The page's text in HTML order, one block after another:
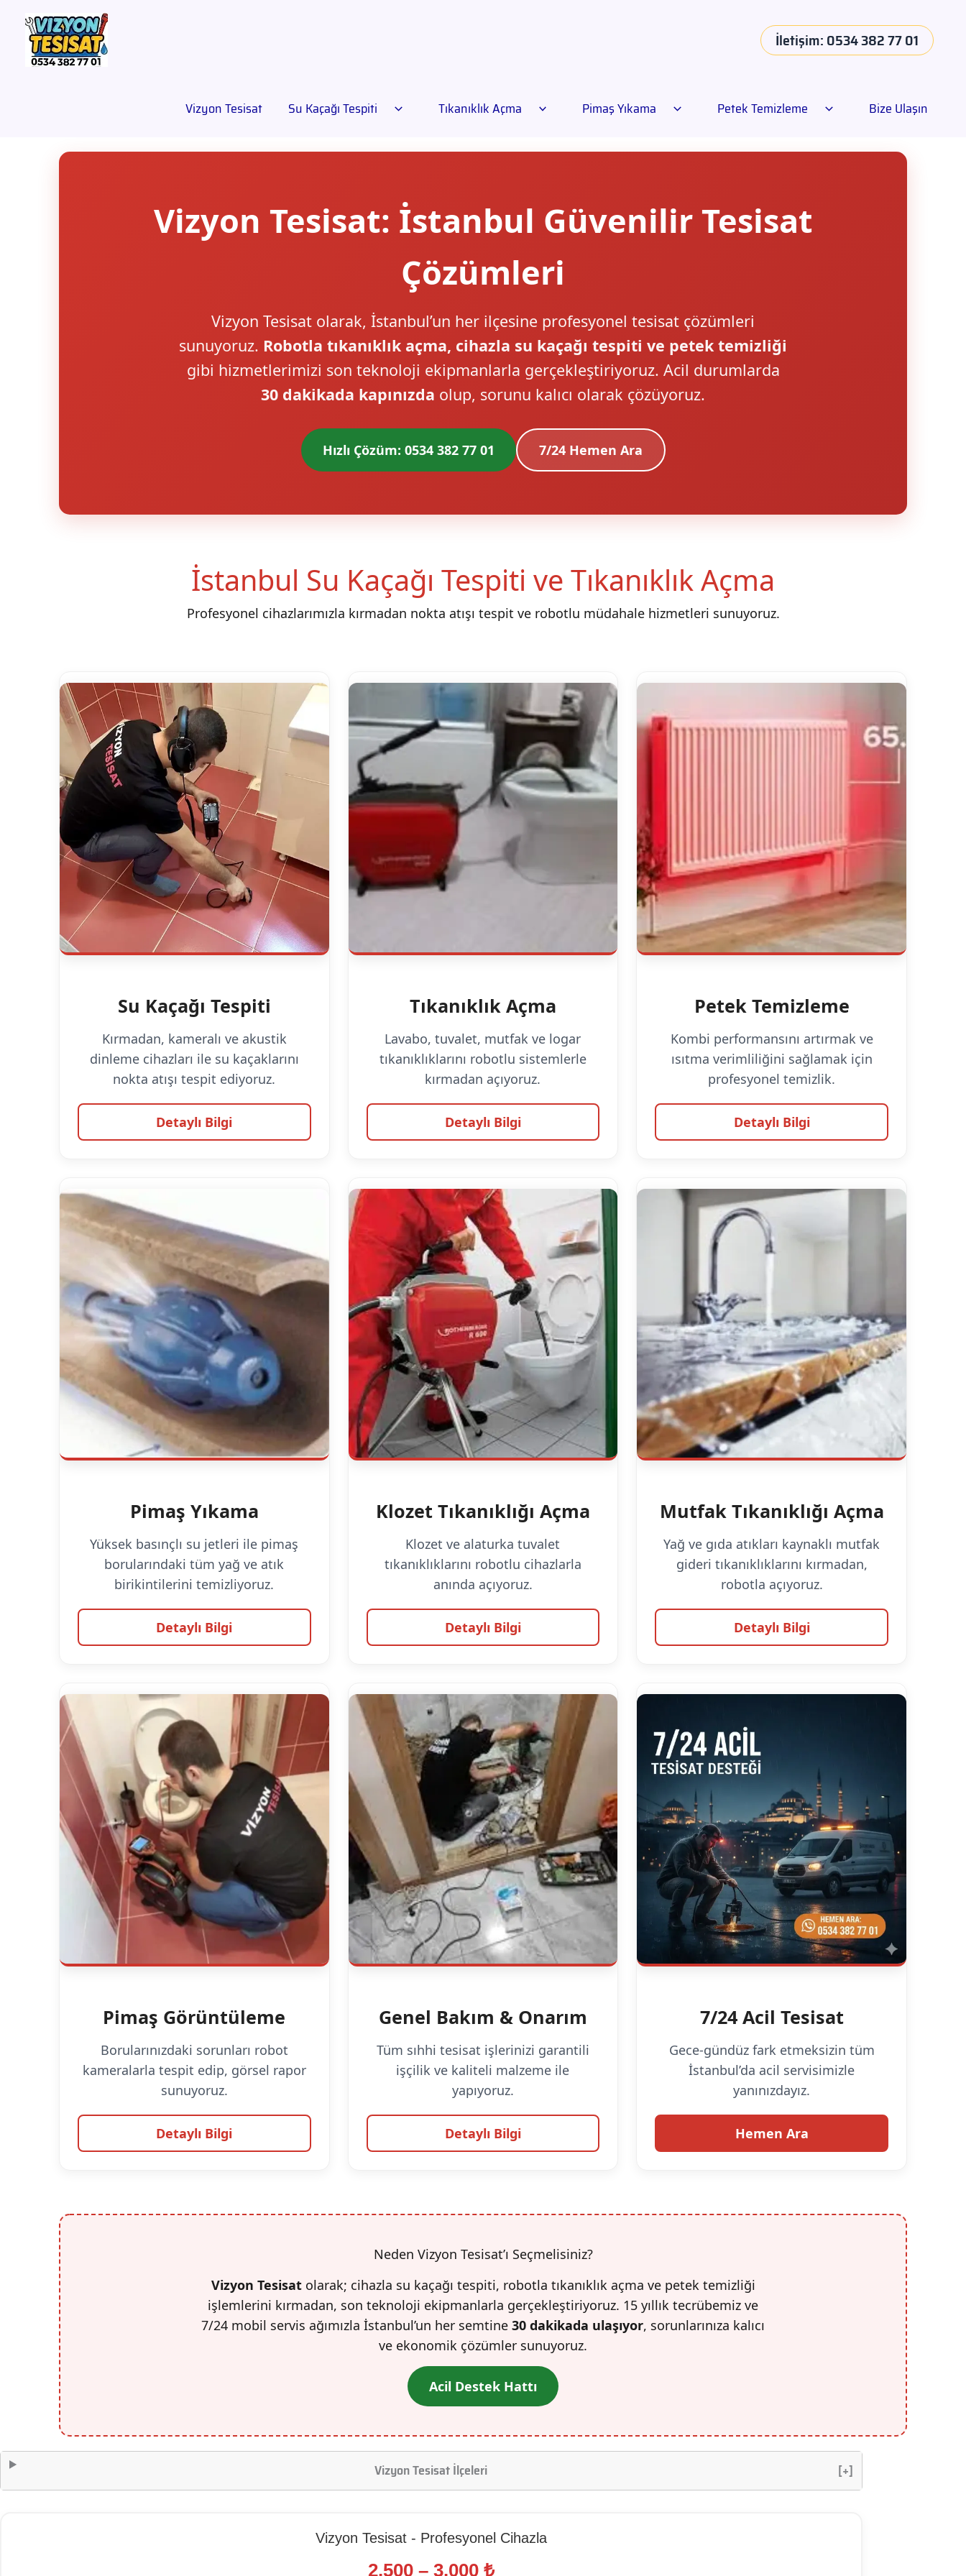
İletişim: 0534 382 77 01
Vizyon Tesisat Su Kaçağı Tespiti Tıkanıklık Açma Pimaş Yıkama Petek Temizleme Bize Ulaşın
Vizyon Tesisat: İstanbul Güvenilir Tesisat
Çözümleri
Vizyon Tesisat olarak, İstanbul’un her ilçesine profesyonel tesisat çözümleri
sunuyoruz. Robotla tıkanıklık açma, cihazla su kaçağı tespiti ve petek temizliği
gibi hizmetlerimizi son teknoloji ekipmanlarla gerçekleştiriyoruz. Acil durumlarda
30 dakikada kapınızda olup, sorunu kalıcı olarak çözüyoruz.
Hızlı Çözüm: 0534 382 77 01 7/24 Hemen Ara
İstanbul Su Kaçağı Tespiti ve Tıkanıklık Açma
Profesyonel cihazlarımızla kırmadan nokta atışı tespit ve robotlu müdahale hizmetleri sunuyoruz.
Su Kaçağı Tespiti
Kırmadan, kameralı ve akustik
dinleme cihazları ile su kaçaklarını
nokta atışı tespit ediyoruz.
Detaylı Bilgi
Tıkanıklık Açma
Lavabo, tuvalet, mutfak ve logar
tıkanıklıklarını robotlu sistemlerle
kırmadan açıyoruz.
Detaylı Bilgi
Petek Temizleme
Kombi performansını artırmak ve
ısıtma verimliliğini sağlamak için
profesyonel temizlik.
Detaylı Bilgi
Pimaş Yıkama
Yüksek basınçlı su jetleri ile pimaş
borularındaki tüm yağ ve atık
birikintilerini temizliyoruz.
Detaylı Bilgi
Klozet Tıkanıklığı Açma
Klozet ve alaturka tuvalet
tıkanıklıklarını robotlu cihazlarla
anında açıyoruz.
Detaylı Bilgi
Mutfak Tıkanıklığı Açma
Yağ ve gıda atıkları kaynaklı mutfak
gideri tıkanıklıklarını kırmadan,
robotla açıyoruz.
Detaylı Bilgi
Pimaş Görüntüleme
Borularınızdaki sorunları robot
kameralarla tespit edip, görsel rapor
sunuyoruz.
Detaylı Bilgi
Genel Bakım & Onarım
Tüm sıhhi tesisat işlerinizi garantili
işçilik ve kaliteli malzeme ile
yapıyoruz.
Detaylı Bilgi
7/24 Acil Tesisat
Gece-gündüz fark etmeksizin tüm
İstanbul’da acil servisimizle
yanınızdayız.
Hemen Ara
Neden Vizyon Tesisat’ı Seçmelisiniz?
Vizyon Tesisatolarak; cihazla su kaçağı tespiti, robotla tıkanıklık açma ve petek temizliği
işlemlerini kırmadan, son teknoloji ekipmanlarla gerçekleştiriyoruz. 15 yıllık tecrübemiz ve
7/24 mobil servis ağımızla İstanbul’un her semtine 30 dakikada ulaşıyor, sorunlarınıza kalıcı
ve ekonomik çözümler sunuyoruz.
Acil Destek Hattı
Vizyon Tesisat İlçeleri [+]
Vizyon Tesisat - Profesyonel Cihazla
2.500 – 3.000 ₺